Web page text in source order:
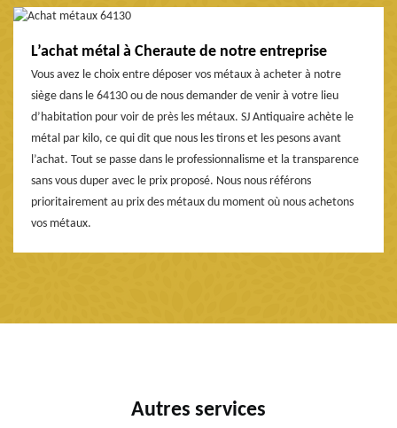
L’achat métal à Cheraute de notre entreprise
Vous avez le choix entre déposer vos métaux à acheter à notre
siège dans le 64130 ou de nous demander de venir à votre lieu
d’habitation pour voir de près les métaux. SJ Antiquaire achète le
métal par kilo, ce qui dit que nous les tirons et les pesons avant
l’achat. Tout se passe dans le professionnalisme et la transparence
sans vous duper avec le prix proposé. Nous nous référons
prioritairement au prix des métaux du moment où nous achetons
vos métaux.
Autres services